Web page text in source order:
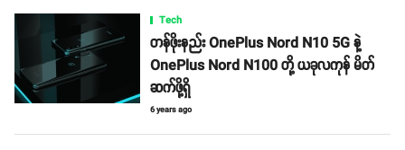
Tech
တန်ဖိုးနည်း OnePlus Nord N10 5G နဲ့
OnePlus Nord N100 တို့ ယခုလကုန် မိတ်
ဆက်ဖို့ရှိ
6 years ago